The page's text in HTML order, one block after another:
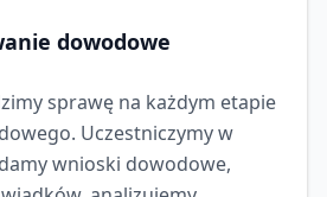
dowodowe
sprawę na każdym etapie
Uczestniczymy w
wnioski dowodowe,